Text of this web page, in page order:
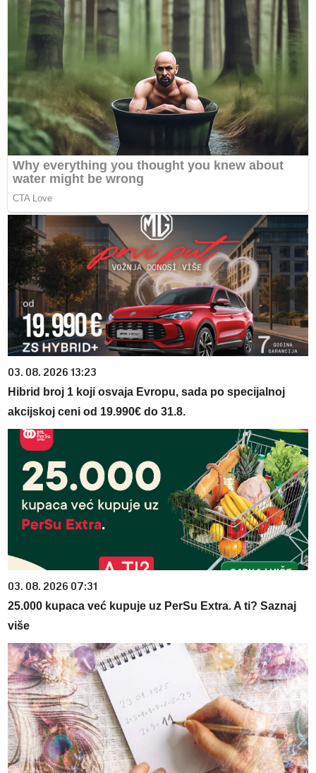
03. 08. 2026 13:23
Hibrid broj 1 koji osvaja Evropu, sada po specijalnoj
akcijskoj ceni od 19.990€ do 31.8.
03. 08. 2026 07:31
25.000 kupaca već kupuje uz PerSu Extra. A ti? Saznaj
više